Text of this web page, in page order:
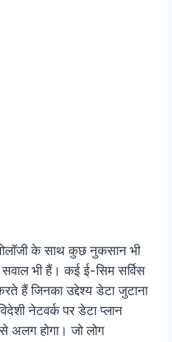
के साथ कुछ नुकसान भी
भी हैं। कई ई-सिम सर्विस
हैं जिनका उद्देश्य डेटा जुटाना
नेटवर्क पर डेटा प्लान
अलग होगा। जो लोग